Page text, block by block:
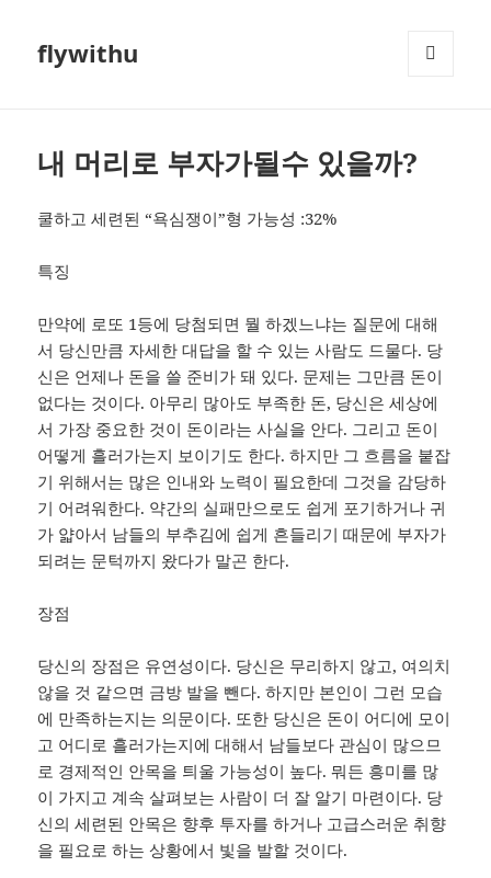
flywithu
내 머리로 부자가될수 있을까?
쿨하고 세련된 “욕심쟁이”형 가능성 :32%
특징
만약에 로또 1등에 당첨되면 뭘 하겠느냐는 질문에 대해
서 당신만큼 자세한 대답을 할 수 있는 사람도 드물다. 당
신은 언제나 돈을 쓸 준비가 돼 있다. 문제는 그만큼 돈이
없다는 것이다. 아무리 많아도 부족한 돈, 당신은 세상에
서 가장 중요한 것이 돈이라는 사실을 안다. 그리고 돈이
어떻게 흘러가는지 보이기도 한다. 하지만 그 흐름을 붙잡
기 위해서는 많은 인내와 노력이 필요한데 그것을 감당하
기 어려워한다. 약간의 실패만으로도 쉽게 포기하거나 귀
가 얇아서 남들의 부추김에 쉽게 흔들리기 때문에 부자가
되려는 문턱까지 왔다가 말곤 한다.
장점
당신의 장점은 유연성이다. 당신은 무리하지 않고, 여의치
않을 것 같으면 금방 발을 뺀다. 하지만 본인이 그런 모습
에 만족하는지는 의문이다. 또한 당신은 돈이 어디에 모이
고 어디로 흘러가는지에 대해서 남들보다 관심이 많으므
로 경제적인 안목을 틔울 가능성이 높다. 뭐든 흥미를 많
이 가지고 계속 살펴보는 사람이 더 잘 알기 마련이다. 당
신의 세련된 안목은 향후 투자를 하거나 고급스러운 취향
을 필요로 하는 상황에서 빛을 발할 것이다.